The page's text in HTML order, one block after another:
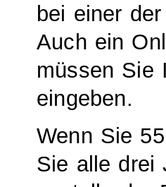
bei einer
Auch ein
müssen Sie
eingeben.
Wenn Sie
Sie alle drei